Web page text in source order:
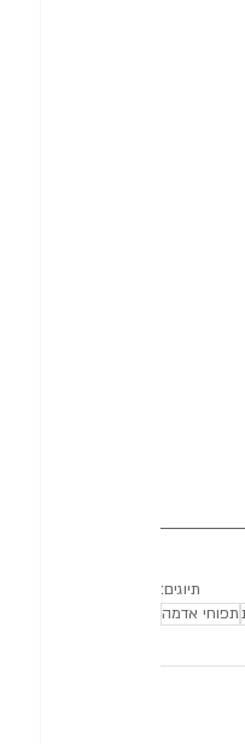
תיוגים:
תפוחי אדמה